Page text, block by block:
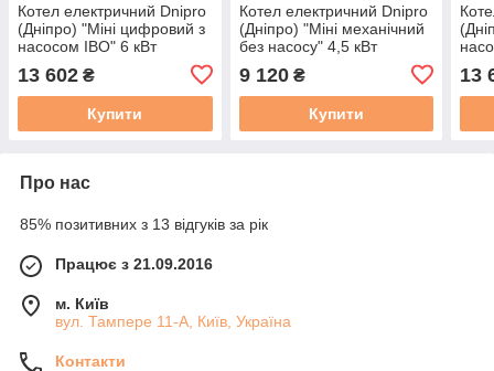
Котел електричний Dnipro
(Дніпро) "Міні цифровий з
насосом IBO" 6 кВт
13 602 ₴
Купити
Котел електричний Dnipro
(Дніпро) "Міні механічний
без насосу" 4,5 кВт
9 120₴
Купити
13
Про нас
85% позитивних з 13 відгуків за рік
Працює з 21.09.2016
м. Київ
вул. Тампере 11-А, Київ, Україна
Контакти